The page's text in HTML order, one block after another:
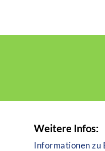
Weitere Infos:
Informationen zu